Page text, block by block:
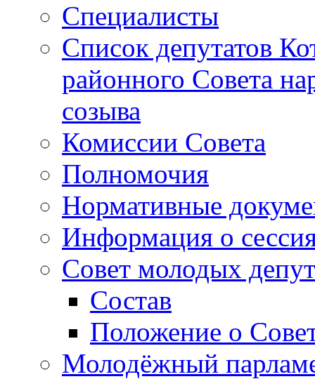
Специалисты
Список депутатов
районного Совета
созыва
Комиссии Совета
Полномочия
Нормативные
Информация о
Совет молодых
Состав
Положение о
Молодёжный